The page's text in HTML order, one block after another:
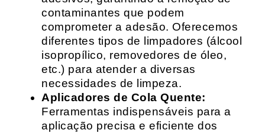
contaminantes que podem
comprometer a adesão. Oferecemos
diferentes tipos de limpadores (álcool
isopropílico, removedores de óleo,
etc.) para atender a diversas
necessidades de limpeza.
Aplicadores de Cola Quente:
Ferramentas indispensáveis para a
aplicação precisa e eficiente dos